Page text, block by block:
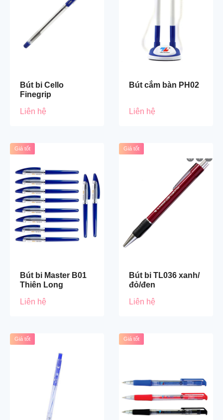
Bút bi Cello
Finegrip
Liên hệ
Bút cắm bàn PH02
Liên hệ
Giá tốt
Bút bi Master B01
Thiên Long
Liên hệ
Giá tốt
Bút bi TL036 xanh/
đỏ/đen
Liên hệ
Giá tốt Giá tốt